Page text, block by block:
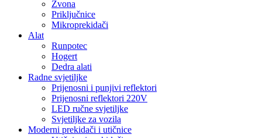
Zvona
Priključnice
Mikroprekidači
Alat
Runpotec
Hogert
Dedra alati
Radne svjetiljke
Prijenosni i punjivi reflektori
Prijenosni reflektori 220V
LED ručne svjetiljke
Svjetiljke za vozila
Moderni prekidači i utičnice